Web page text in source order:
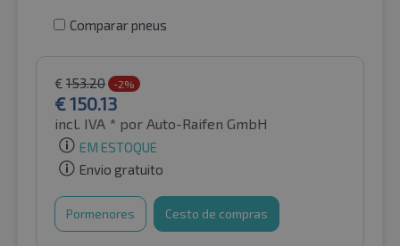
Comparar pneus
€ 153.20 -2%
€150.13
incl. IVA * por Auto-Raifen GmbH
EM ESTOQUE
Envio gratuito
Pormenores Cesto de compras